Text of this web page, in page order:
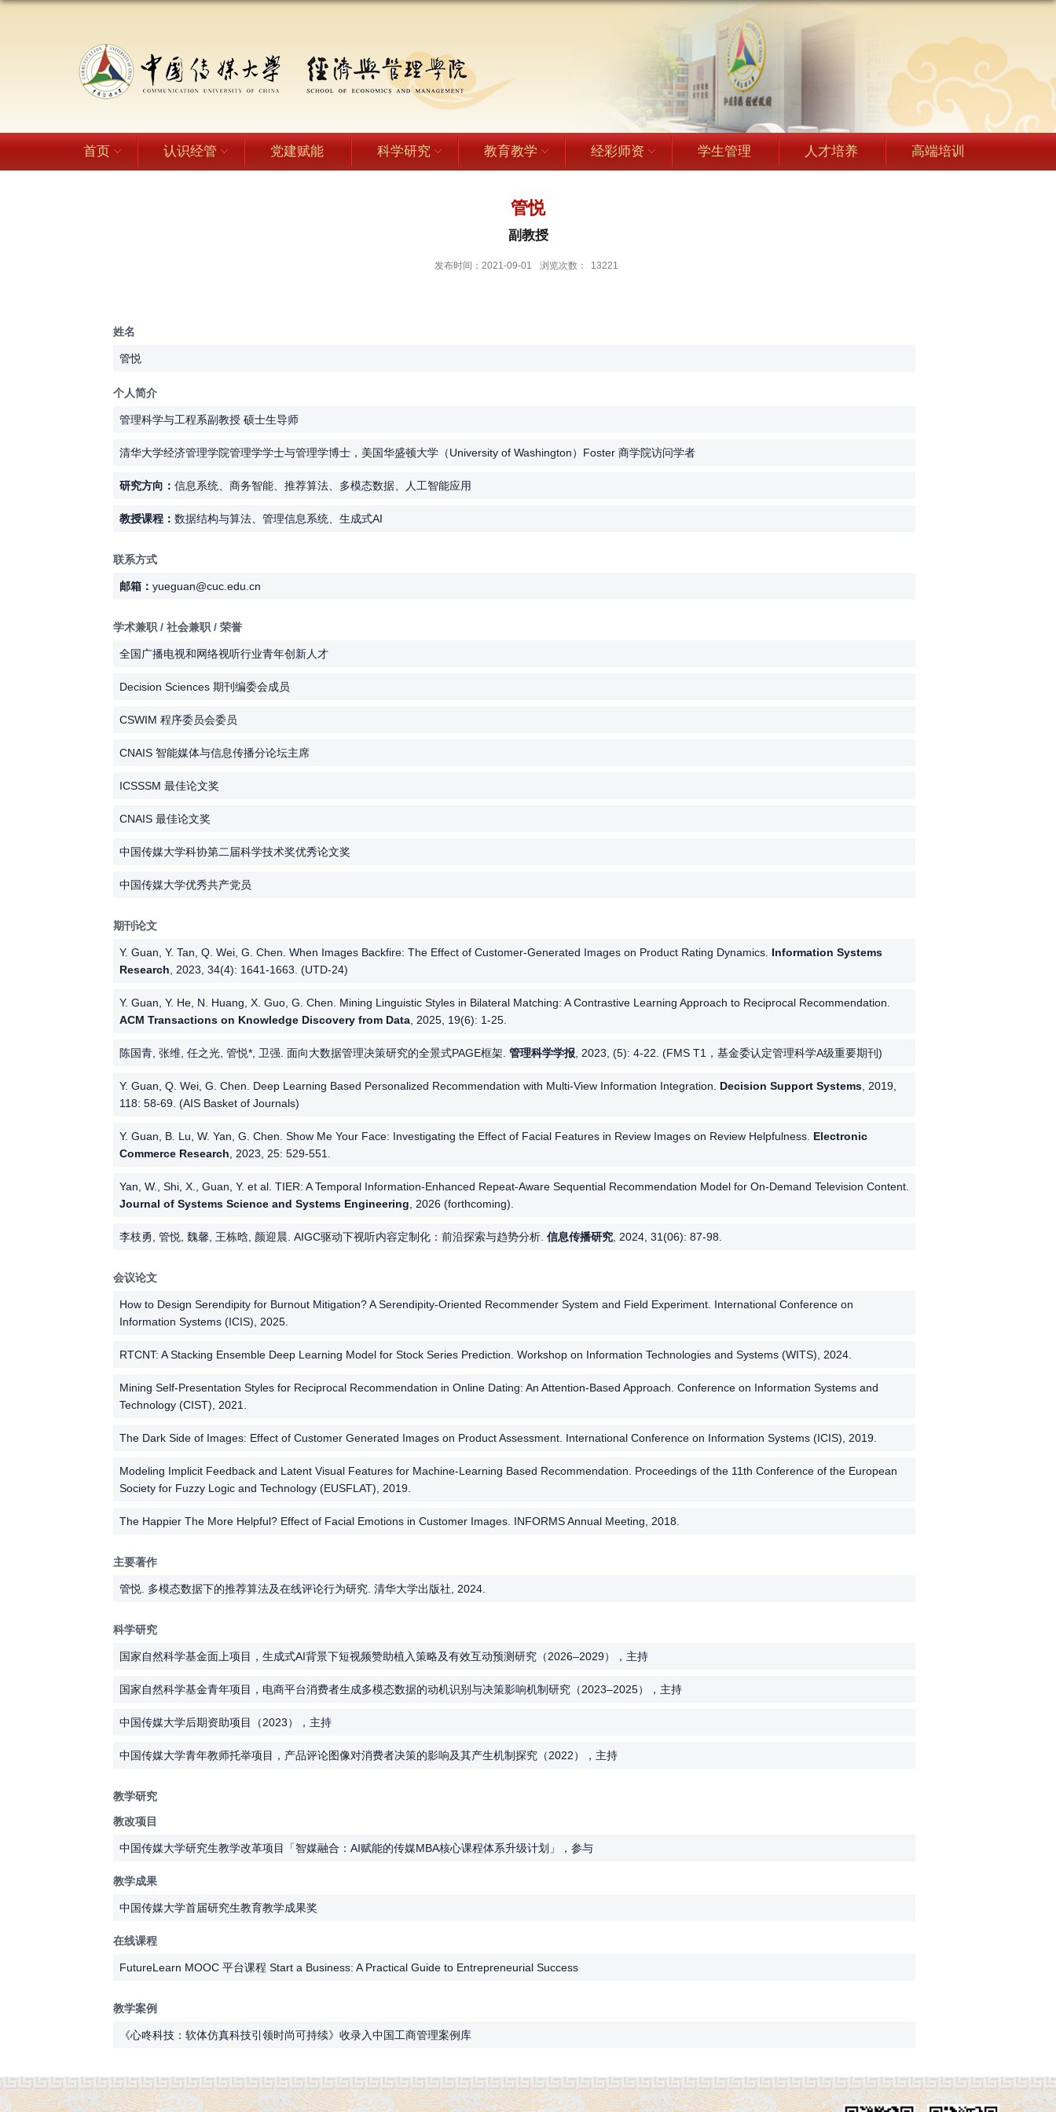
首页 认识经管 党建赋能 科学研究 教育教学 经彩师资 学生管理 人才培养 高端培训
管悦
副教授
发布时间：2021-09-01 浏览次数： 13221
姓名
管悦
个人简介
管理科学与工程系副教授 硕士生导师
清华大学经济管理学院管理学学士与管理学博士，美国华盛顿大学（University of Washington）Foster 商学院访问学者
研究方向： 信息系统、商务智能、推荐算法、多模态数据、人工智能应用
教授课程： 数据结构与算法、管理信息系统、生成式AI
联系方式
邮箱： yueguan@cuc.edu.cn
学术兼职 / 社会兼职 / 荣誉
全国广播电视和网络视听行业青年创新人才
Decision Sciences 期刊编委会成员
CSWIM 程序委员会委员
CNAIS 智能媒体与信息传播分论坛主席
ICSSSM 最佳论文奖
CNAIS 最佳论文奖
中国传媒大学科协第二届科学技术奖优秀论文奖
中国传媒大学优秀共产党员
期刊论文
Y. Guan, Y. Tan, Q. Wei, G. Chen. When Images Backfire: The Effect of Customer-Generated Images on Product Rating Dynamics. Information Systems
Research , 2023, 34(4): 1641-1663. (UTD-24)
Y. Guan, Y. He, N. Huang, X. Guo, G. Chen. Mining Linguistic Styles in Bilateral Matching: A Contrastive Learning Approach to Reciprocal Recommendation.
ACM Transactions on Knowledge Discovery from Data , 2025, 19(6): 1-25.
陈国青, 张维, 任之光, 管悦*, 卫强. 面向大数据管理决策研究的全景式PAGE框架. 管理科学学报 , 2023, (5): 4-22. (FMS T1，基金委认定管理科学A级重要期刊)
Y. Guan, Q. Wei, G. Chen. Deep Learning Based Personalized Recommendation with Multi-View Information Integration. Decision Support Systems , 2019,
118: 58-69. (AIS Basket of Journals)
Y. Guan, B. Lu, W. Yan, G. Chen. Show Me Your Face: Investigating the Effect of Facial Features in Review Images on Review Helpfulness. Electronic
Commerce Research , 2023, 25: 529-551.
Yan, W., Shi, X., Guan, Y. et al. TIER: A Temporal Information-Enhanced Repeat-Aware Sequential Recommendation Model for On-Demand Television Content.
Journal of Systems Science and Systems Engineering , 2026 (forthcoming).
李枝勇, 管悦, 魏馨, 王栋晗, 颜迎晨. AIGC驱动下视听内容定制化：前沿探索与趋势分析. 信息传播研究 , 2024, 31(06): 87-98.
会议论文
How to Design Serendipity for Burnout Mitigation? A Serendipity-Oriented Recommender System and Field Experiment. International Conference on
Information Systems (ICIS), 2025.
RTCNT: A Stacking Ensemble Deep Learning Model for Stock Series Prediction. Workshop on Information Technologies and Systems (WITS), 2024.
Mining Self-Presentation Styles for Reciprocal Recommendation in Online Dating: An Attention-Based Approach. Conference on Information Systems and
Technology (CIST), 2021.
The Dark Side of Images: Effect of Customer Generated Images on Product Assessment. International Conference on Information Systems (ICIS), 2019.
Modeling Implicit Feedback and Latent Visual Features for Machine-Learning Based Recommendation. Proceedings of the 11th Conference of the European
Society for Fuzzy Logic and Technology (EUSFLAT), 2019.
The Happier The More Helpful? Effect of Facial Emotions in Customer Images. INFORMS Annual Meeting, 2018.
主要著作
管悦. 多模态数据下的推荐算法及在线评论行为研究. 清华大学出版社, 2024.
科学研究
国家自然科学基金面上项目，生成式AI背景下短视频赞助植入策略及有效互动预测研究（2026–2029），主持
国家自然科学基金青年项目，电商平台消费者生成多模态数据的动机识别与决策影响机制研究（2023–2025），主持
中国传媒大学后期资助项目（2023），主持
中国传媒大学青年教师托举项目，产品评论图像对消费者决策的影响及其产生机制探究（2022），主持
教学研究
教改项目
中国传媒大学研究生教学改革项目「智媒融合：AI赋能的传媒MBA核心课程体系升级计划」，参与
教学成果
中国传媒大学首届研究生教育教学成果奖
在线课程
FutureLearn MOOC 平台课程 Start a Business: A Practical Guide to Entrepreneurial Success
教学案例
《心咚科技：软体仿真科技引领时尚可持续》收录入中国工商管理案例库